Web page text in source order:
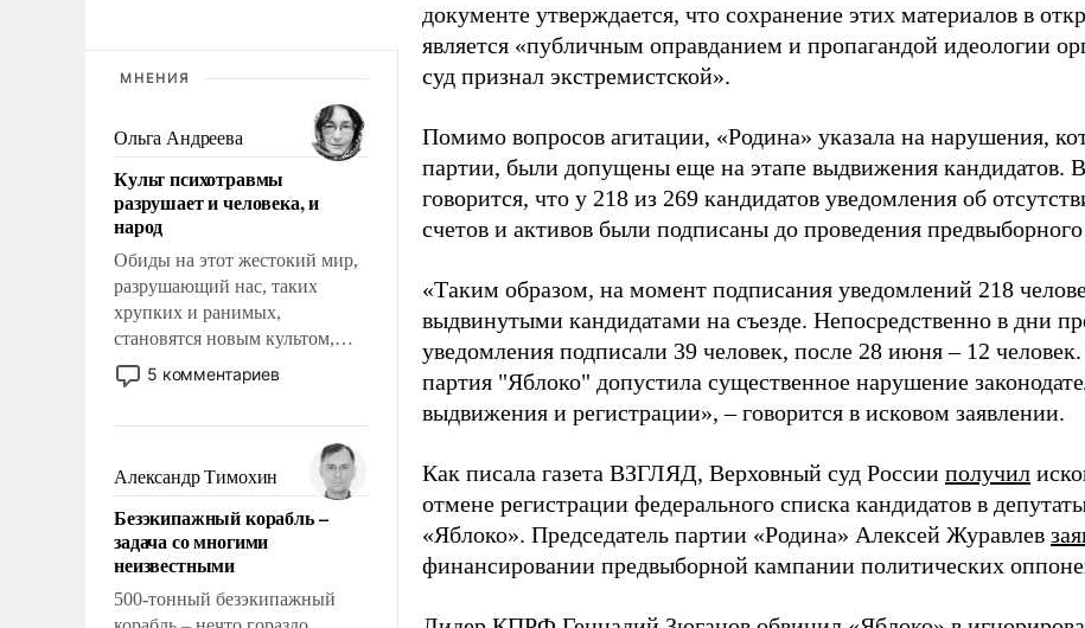
МНЕНИЯ
Ольга Андреева
Культ психотравмы
разрушает и человека, и
народ
Обиды на этот жестокий мир,
разрушающий нас, таких
хрупких и ранимых,
становятся новым культом,
постепенно вытесняя и
отменяя традиционное
мужественным и твердым под
ударами судьбы, брать на себя
ответственность, помогать
слабым, идти вперед и
адаптироваться.
5 комментариев
Александр Тимохин
Безэкипажный корабль –
задача со многими
неизвестными
500-тонный безэкипажный
документе утверждается, что сохранение этих материалов в
является «публичным оправданием и пропагандой идеологии
суд признал экстремистской».
Помимо вопросов агитации, «Родина» указала на нарушения,
партии, были допущены еще на этапе выдвижения кандидатов.
говорится, что у 218 из 269 кандидатов уведомления об
счетов и активов были подписаны до проведения предвыборного
«Таким образом, на момент подписания уведомлений 218
выдвинутыми кандидатами на съезде. Непосредственно в дни
уведомления подписали 39 человек, после 28 июня – 12
партия "Яблоко" допустила существенное нарушение
выдвижения и регистрации», – говорится в исковом заявлении.
Как писала газета ВЗГЛЯД, Верховный суд России получил
отмене регистрации федерального списка кандидатов в
«Яблоко». Председатель партии «Родина» Алексей Журавлев
финансировании предвыборной кампании политических